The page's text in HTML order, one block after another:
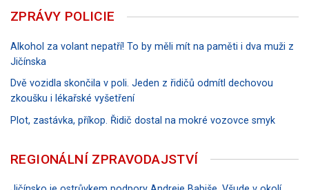
ZPRÁVY POLICIE
Alkohol za volant nepatří! To by měli mít na paměti i dva muži z
Jičínska
Dvě vozidla skončila v poli. Jeden z řidičů odmítl dechovou
zkoušku i lékařské vyšetření
Plot, zastávka, příkop. Řidič dostal na mokré vozovce smyk
REGIONÁLNÍ ZPRAVODAJSTVÍ